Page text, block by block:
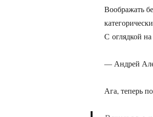
Воображать
С оглядкой
— Андрей
Ага, теперь